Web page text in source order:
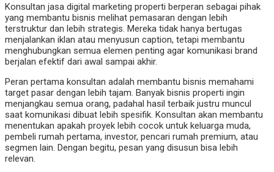
Konsultan jasa digital marketing properti berperan sebagai pihak
yang membantu bisnis melihat pemasaran dengan lebih
terstruktur dan lebih strategis. Mereka tidak hanya bertugas
menjalankan iklan atau menyusun caption, tetapi membantu
menghubungkan semua elemen penting agar komunikasi brand
berjalan efektif dari awal sampai akhir.
Peran pertama konsultan adalah membantu bisnis memahami
target pasar dengan lebih tajam. Banyak bisnis properti ingin
menjangkau semua orang, padahal hasil terbaik justru muncul
saat komunikasi dibuat lebih spesifik. Konsultan akan membantu
menentukan apakah proyek lebih cocok untuk keluarga muda,
pembeli rumah pertama, investor, pencari rumah premium, atau
segmen lain. Dengan begitu, pesan yang disusun bisa lebih
relevan.